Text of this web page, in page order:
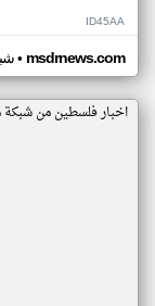
ID45AA
• msdrnews.com
اخبار فلسطين من شبكة